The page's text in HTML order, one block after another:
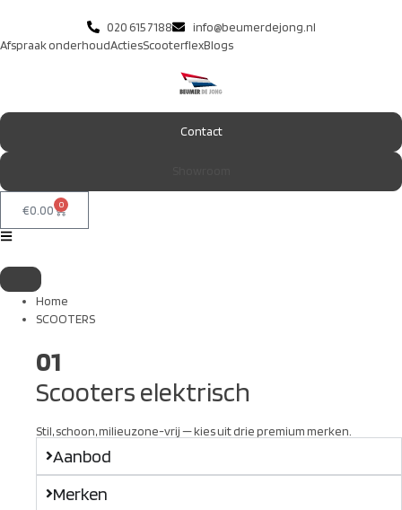
020 615 7188
info@beumerdejong.nl
Afspraak onderhoudActiesScooterflexBlogs
Contact
€0.00 0
Home
SCOOTERS
01
Scooters elektrisch
Stil, schoon, milieuzone-vrij — kies uit drie premium merken.
Aanbod
Merken